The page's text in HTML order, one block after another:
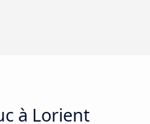
à Lorient